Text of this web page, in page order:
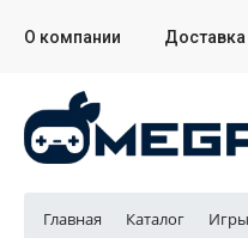
О компании Доставка
Игровые
Главная Каталог